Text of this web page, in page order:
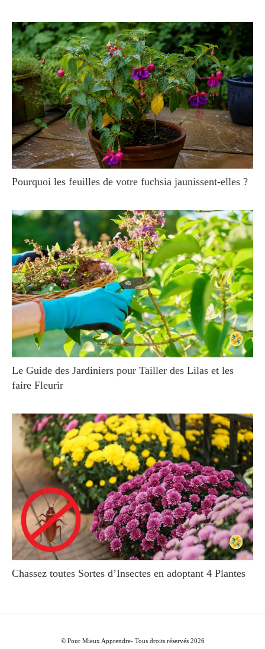
Pourquoi les feuilles de votre fuchsia jaunissent-elles ?
Le Guide des Jardiniers pour Tailler des Lilas et les
faire Fleurir
Chassez toutes Sortes d’Insectes en adoptant 4 Plantes
© Pour Mieux Apprendre- Tous droits réservés 2026